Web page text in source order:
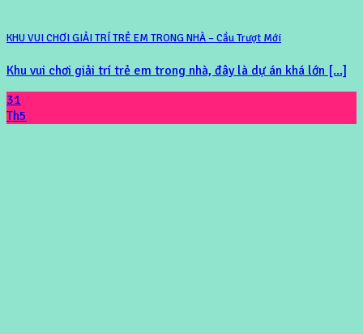
KHU VUI CHƠI GIẢI TRÍ TRẺ EM TRONG NHÀ – Cầu Trượt Mới
Khu vui chơi giải trí trẻ em trong nhà, đây là dự án khá lớn [...]
31
Th5